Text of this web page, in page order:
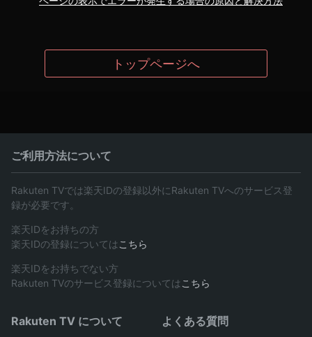
トップページへ
ご利用方法について
Rakuten TVでは楽天IDの登録以外にRakuten TVへのサービス登
録が必要です。
楽天IDをお持ちの方
楽天IDの登録については こちら
楽天IDをお持ちでない方
Rakuten TVのサービス登録については こちら
Rakuten TV について よくある質問